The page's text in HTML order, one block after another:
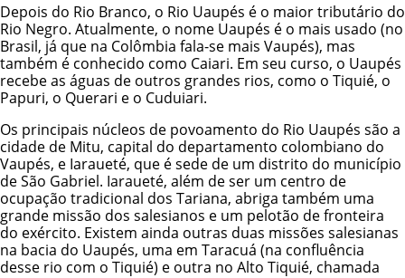
Depois do Rio Branco, o Rio Uaupés é o maior tributário do
Rio Negro. Atualmente, o nome Uaupés é o mais usado (no
Brasil, já que na Colômbia fala-se mais Vaupés), mas
também é conhecido como Caiari. Em seu curso, o Uaupés
recebe as águas de outros grandes rios, como o Tiquié, o
Papuri, o Querari e o Cuduiari.
Os principais núcleos de povoamento do Rio Uaupés são a
cidade de Mitu, capital do departamento colombiano do
Vaupés, e Iaraueté, que é sede de um distrito do município
de São Gabriel. Iaraueté, além de ser um centro de
ocupação tradicional dos Tariana, abriga também uma
grande missão dos salesianos e um pelotão de fronteira
do exército. Existem ainda outras duas missões salesianas
na bacia do Uaupés, uma em Taracuá (na confluência
desse rio com o Tiquié) e outra no Alto Tiquié, chamada